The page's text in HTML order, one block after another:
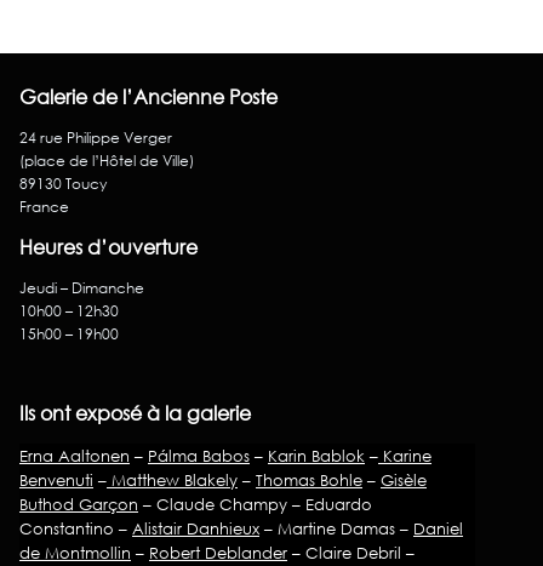
Galerie de l’Ancienne Poste
24 rue Philippe Verger
(place de l’Hôtel de Ville)
89130 Toucy
France
Heures d’ouverture
Jeudi – Dimanche
10h00 – 12h30
15h00 – 19h00
Ils ont exposé à la galerie
Erna Aaltonen – Pálma Babos – Karin Bablok – Karine
Benvenuti – Matthew Blakely – Thomas Bohle – Gisèle
Buthod Garçon – Claude Champy – Eduardo
Constantino – Alistair Danhieux – Martine Damas – Daniel
de Montmollin – Robert Deblander – Claire Debril –